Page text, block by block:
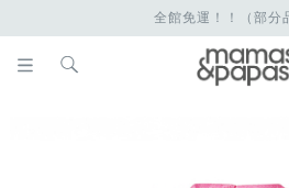
全館免運！！（部分